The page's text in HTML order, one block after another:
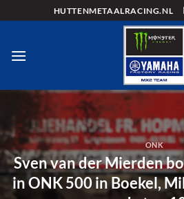
naar
HUTTENMETAALRACING.NL
ONK
Sven van der Mierden
in ONK 500 in Boekel,